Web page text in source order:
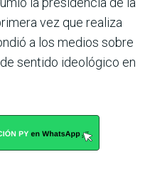
vez que realiza
a los medios sobre
sentido ideológico en